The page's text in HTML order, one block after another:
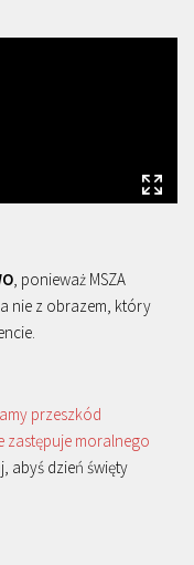
, ponieważ MSZA
a nie z obrazem, który
przeszkód
zastępuje moralnego
abyś dzień święty